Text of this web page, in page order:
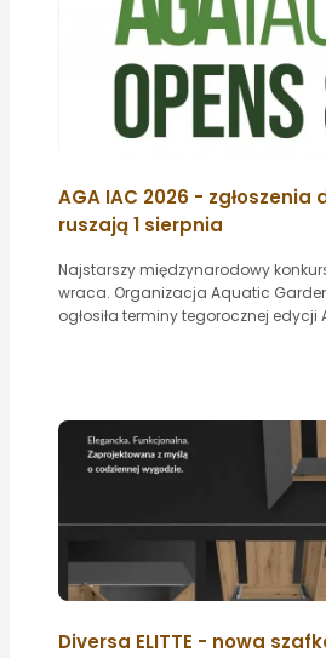
AGA IAC 2026 - zgłoszenia
ruszają 1 sierpnia
Najstarszy międzynarodowy
wraca. Organizacja Aquatic
ogłosiła terminy tegorocznej edycji
Diversa ELITTE - nowa